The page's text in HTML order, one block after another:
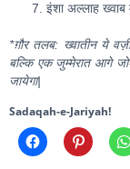
इंशा अल्लाह ख्वाब
*ग़ौर तलब: ख्वातीन ये
बल्कि एक जुम्मेरात आगे
जायेगा|
Sadaqah-e-Jariyah!